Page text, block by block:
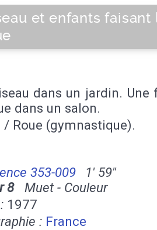
et enfants faisant
dans un jardin.
dans un salon.
/ Roue (gymnastique).
353-009
1' 59''
8Muet - Couleur
1977
: France